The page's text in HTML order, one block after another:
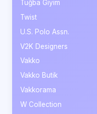
Tuğba Giyim
Twist
U.S. Polo Assn.
V2K Designers
Vakko
Vakko Butik
Vakkorama
W Collection